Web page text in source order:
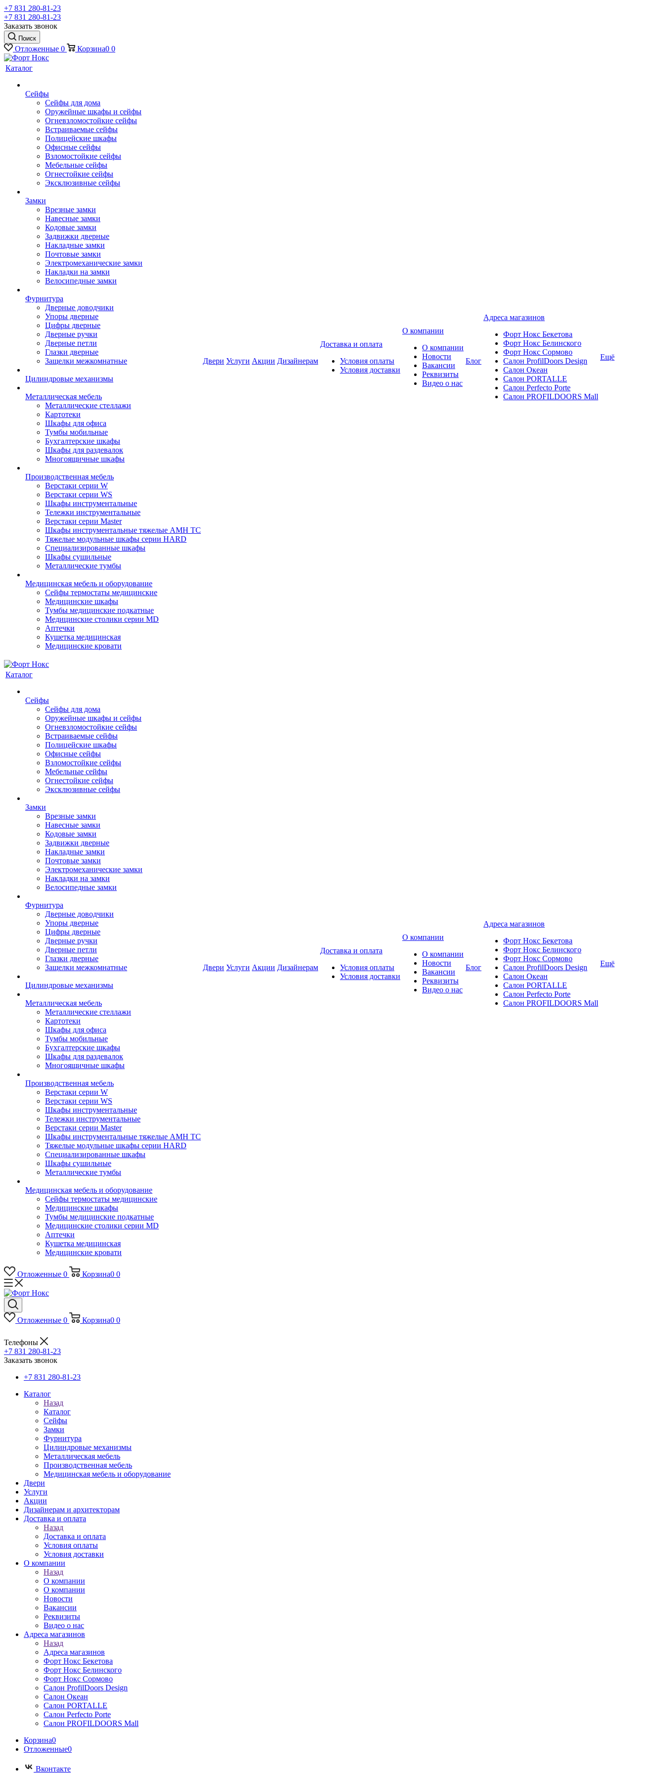
+7 831 280-81-23
+7 831 280-81-23
Заказать звонок
Поиск
Отложенные 0 Корзина0 0
Каталог
Сейфы
Сейфы для дома
Оружейные шкафы и сейфы
Огневзломостойкие сейфы
Встраиваемые сейфы
Полицейские шкафы
Офисные сейфы
Взломостойкие сейфы
Мебельные сейфы
Огнестойкие сейфы
Эксклюзивные сейфы
Замки
Врезные замки
Навесные замки
Кодовые замки
Задвижки дверные
Накладные замки
Почтовые замки
Электромеханические замки
Накладки на замки
Велосипедные замки
Фурнитура
Дверные доводчики
Упоры дверные
Цифры дверные
Дверные ручки
Дверные петли
Глазки дверные
Защелки межкомнатные
Цилиндровые механизмы
Металлическая мебель
Металлические стеллажи
Картотеки
Шкафы для офиса
Тумбы мобильные
Бухгалтерские шкафы
Шкафы для раздевалок
Многоящичные шкафы
Производственная мебель
Верстаки серии W
Верстаки серии WS
Шкафы инструментальные
Тележки инструментальные
Верстаки серии Master
Шкафы инструментальные тяжелые AMH TC
Тяжелые модульные шкафы серии HARD
Cпециализированные шкафы
Шкафы сушильные
Металлические тумбы
Медицинская мебель и оборудование
Сейфы термостаты медицинские
Медицинские шкафы
Тумбы медицинские подкатные
Медицинские столики серии MD
Аптечки
Кушетка медицинская
Медицинские кровати
Двери Услуги Акции Дизайнерам
Доставка и оплата
Условия оплаты
Условия доставки
О компании
О компании
Новости
Вакансии
Реквизиты
Видео о нас
Блог
Адреса магазинов
Форт Нокс Бекетова
Форт Нокс Белинского
Форт Нокс Сормово
Салон ProfilDoors Design
Салон Океан
Салон PORTALLE
Салон Perfecto Portе
Салон PROFILDOORS Mall
Ещё
Каталог
Сейфы
Сейфы для дома
Оружейные шкафы и сейфы
Огневзломостойкие сейфы
Встраиваемые сейфы
Полицейские шкафы
Офисные сейфы
Взломостойкие сейфы
Мебельные сейфы
Огнестойкие сейфы
Эксклюзивные сейфы
Замки
Врезные замки
Навесные замки
Кодовые замки
Задвижки дверные
Накладные замки
Почтовые замки
Электромеханические замки
Накладки на замки
Велосипедные замки
Фурнитура
Дверные доводчики
Упоры дверные
Цифры дверные
Дверные ручки
Дверные петли
Глазки дверные
Защелки межкомнатные
Цилиндровые механизмы
Металлическая мебель
Металлические стеллажи
Картотеки
Шкафы для офиса
Тумбы мобильные
Бухгалтерские шкафы
Шкафы для раздевалок
Многоящичные шкафы
Производственная мебель
Верстаки серии W
Верстаки серии WS
Шкафы инструментальные
Тележки инструментальные
Верстаки серии Master
Шкафы инструментальные тяжелые AMH TC
Тяжелые модульные шкафы серии HARD
Cпециализированные шкафы
Шкафы сушильные
Металлические тумбы
Медицинская мебель и оборудование
Сейфы термостаты медицинские
Медицинские шкафы
Тумбы медицинские подкатные
Медицинские столики серии MD
Аптечки
Кушетка медицинская
Медицинские кровати
Двери Услуги Акции Дизайнерам
Доставка и оплата
Условия оплаты
Условия доставки
О компании
О компании
Новости
Вакансии
Реквизиты
Видео о нас
Блог
Адреса магазинов
Форт Нокс Бекетова
Форт Нокс Белинского
Форт Нокс Сормово
Салон ProfilDoors Design
Салон Океан
Салон PORTALLE
Салон Perfecto Portе
Салон PROFILDOORS Mall
Ещё
Отложенные 0 Корзина0 0
Отложенные 0 Корзина0 0
Телефоны
+7 831 280-81-23
Заказать звонок
+7 831 280-81-23
Каталог
Назад
Каталог
Сейфы
Замки
Фурнитура
Цилиндровые механизмы
Металлическая мебель
Производственная мебель
Медицинская мебель и оборудование
Двери
Услуги
Акции
Дизайнерам и архитекторам
Доставка и оплата
Назад
Доставка и оплата
Условия оплаты
Условия доставки
О компании
Назад
О компании
О компании
Новости
Вакансии
Реквизиты
Видео о нас
Адреса магазинов
Назад
Адреса магазинов
Форт Нокс Бекетова
Форт Нокс Белинского
Форт Нокс Сормово
Салон ProfilDoors Design
Салон Океан
Салон PORTALLE
Салон Perfecto Portе
Салон PROFILDOORS Mall
Корзина0
Отложенные0
Вконтакте